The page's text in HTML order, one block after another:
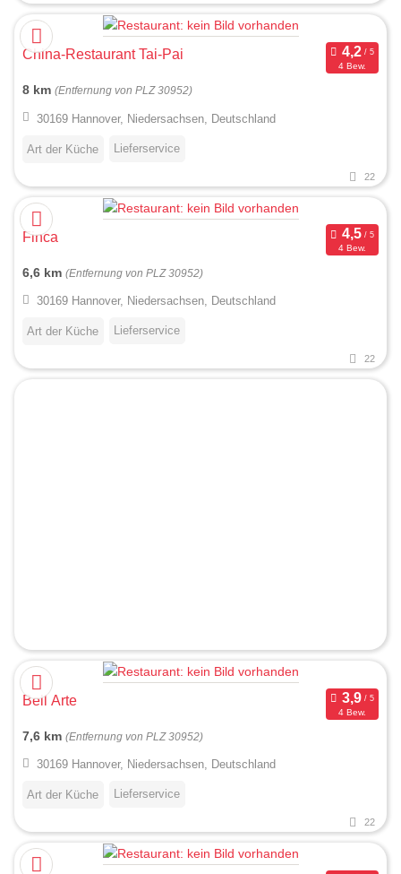
China-Restaurant Tai-Pai
4 Bew.
8 km (Entfernung von PLZ 30952)
30169 Hannover, Niedersachsen, Deutschland
Art der Küche Lieferservice
22
Finca
4 Bew.
6,6 km (Entfernung von PLZ 30952)
30169 Hannover, Niedersachsen, Deutschland
Art der Küche Lieferservice
22
Bell Arte
4 Bew.
7,6 km (Entfernung von PLZ 30952)
30169 Hannover, Niedersachsen, Deutschland
Art der Küche Lieferservice
22